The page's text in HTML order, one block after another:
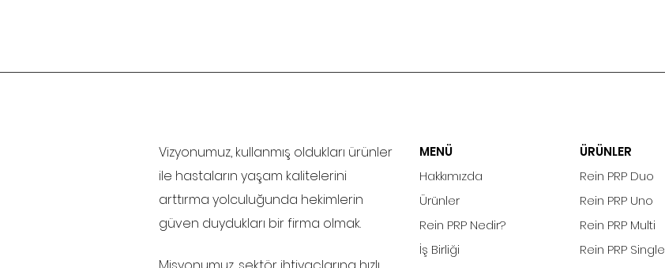
Vizyonumuz, kullanmış oldukları ürünler
ile hastaların yaşam kalitelerini
arttırma yolculuğunda hekimlerin
güven duydukları bir firma olmak.
MENÜ
Hakkımızda
Ürünler
Rein PRP Nedir?
İş Birliği
ÜRÜNLER
Rein PRP Duo
Rein PRP Uno
Rein PRP Multi
Rein PRP Single